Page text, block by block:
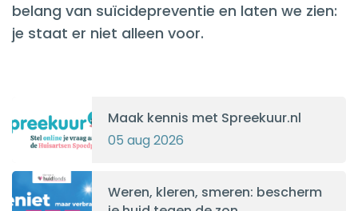
belang van suïcidepreventie en laten we zien:
je staat er niet alleen voor.
Maak kennis met Spreekuur.nl
05 aug 2026
Weren, kleren, smeren: bescherm